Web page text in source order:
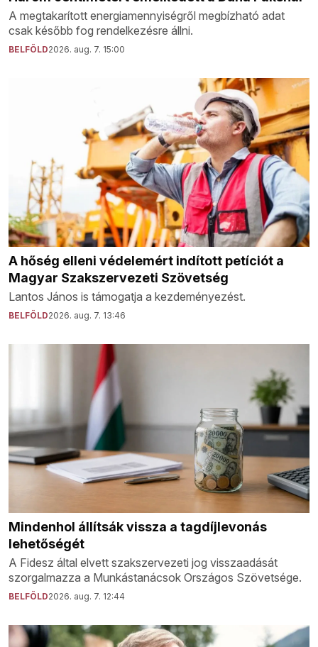
A megtakarított energiamennyiségről megbízható adat
csak később fog rendelkezésre állni.
BELFÖLD2026. aug. 7. 15:00
A hőség elleni védelemért indított petíciót a
Magyar Szakszervezeti Szövetség
Lantos János is támogatja a kezdeményezést.
BELFÖLD2026. aug. 7. 13:46
Mindenhol állítsák vissza a tagdíjlevonás
lehetőségét
A Fidesz által elvett szakszervezeti jog visszaadását
szorgalmazza a Munkástanácsok Országos Szövetsége.
BELFÖLD2026. aug. 7. 12:44